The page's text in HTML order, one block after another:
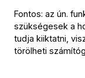
Paul A. Nagle:
Jive for Five
Scott Joplin:
Fontos: az ún.
szükségesek a
tudja kiiktatni,
törölheti